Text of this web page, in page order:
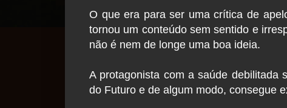
O que era para ser uma crítica de
tornou um conteúdo sem sentido e
não é nem de longe uma boa ideia.
A protagonista com a saúde debilitada
do Futuro e de algum modo, consegue